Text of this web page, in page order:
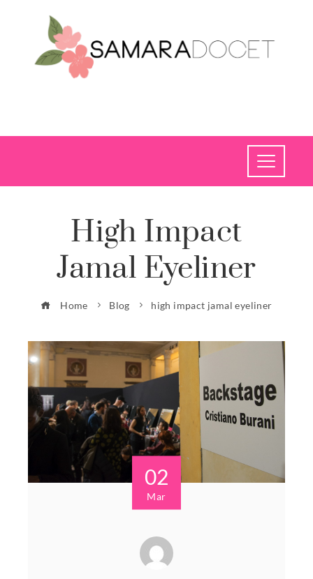
High Impact
Jamal Eyeliner
Home Blog high impact jamal eyeliner
02
Mar